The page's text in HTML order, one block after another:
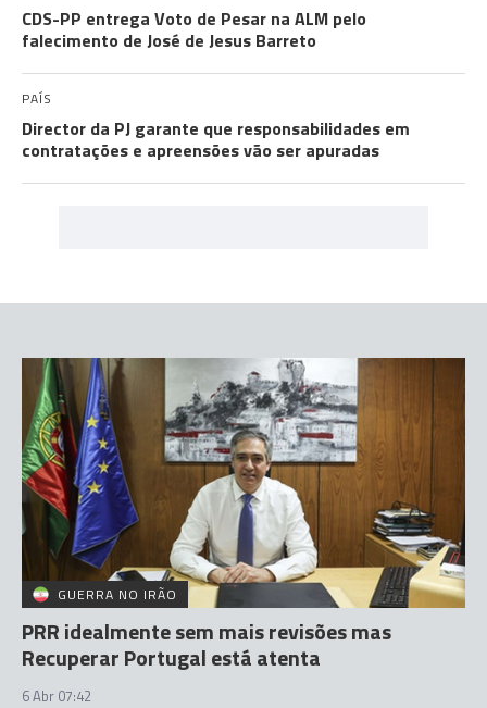
CDS-PP entrega Voto de Pesar na ALM pelo
falecimento de José de Jesus Barreto
PAÍS
Director da PJ garante que responsabilidades em
contratações e apreensões vão ser apuradas
GUERRA NO IRÃO
PRR idealmente sem mais revisões mas
Recuperar Portugal está atenta
6 Abr 07:42